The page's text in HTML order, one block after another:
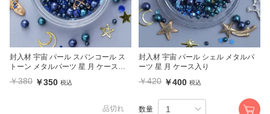
封入材 宇宙 パール スパンコール ス
トーン メタルパーツ 星 月 ケース入
り
￥380 ￥350 税込
品切れ
封入材 宇宙 パール シェル メタルパ
ーツ 星 月 ケース入り
￥420 ￥400 税込
数量